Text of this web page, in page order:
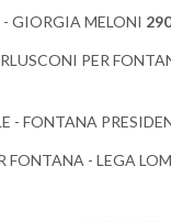
GIORGIA MELONI
PER
- FONTANA
FONTANA - LEGA